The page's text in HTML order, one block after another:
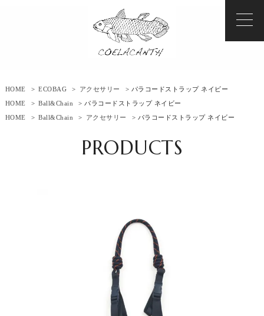
HOME > ECOBAG > アクセサリー
> パラコードストラップ ネイビー
HOME
> Ball&Chain
> パラコードストラップ ネイビー
HOME
> Ball&Chain > アクセサリー > パラコードストラップ ネイビー
PRODUCTS